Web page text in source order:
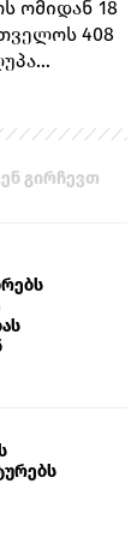
ომიდან 18
408
გირჩევთ